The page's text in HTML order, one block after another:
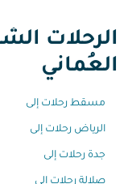
الرحلات
العُماني
مسقط رحلات إلى
الرياض رحلات إلى
جدة رحلات إلى
صلالة رحلات إلى